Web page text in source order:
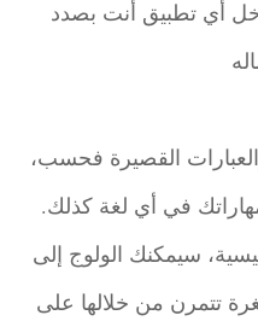
أي تطبيق أنت بصدد
القصيرة فحسب،
في أي لغة كذلك.
سيمكنك الولوج إلى
تتمرن من خلالها على